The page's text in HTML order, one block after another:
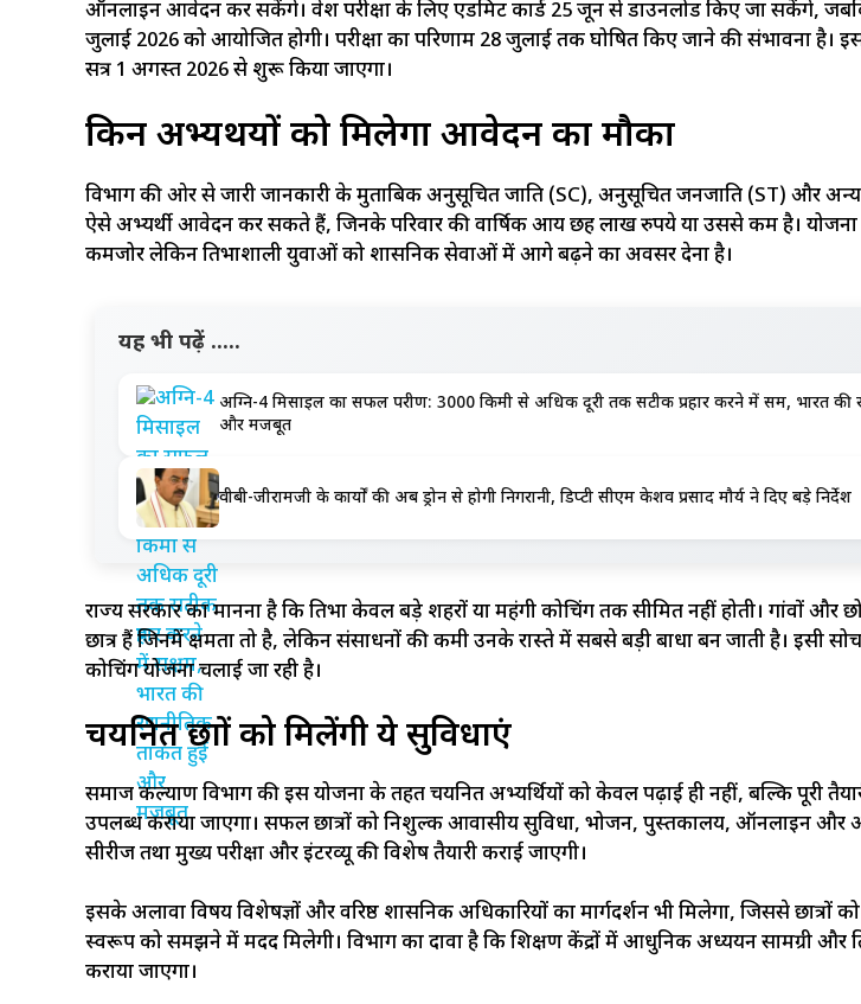
ऑनलाइन आवेदन कर सकेंगे। प्रवेश परीक्षा के लिए एडमिट कार्ड 25 जून से डाउनलोड किए जा सकेंगे, जबकि
जुलाई 2026 को आयोजित होगी। परीक्षा का परिणाम 28 जुलाई तक घोषित किए जाने की संभावना है।
सत्र 1 अगस्त 2026 से शुरू किया जाएगा।
किन अभ्यर्थियों को मिलेगा आवेदन का मौका
विभाग की ओर से जारी जानकारी के मुताबिक अनुसूचित जाति (SC), अनुसूचित जनजाति (ST) और अन्य
ऐसे अभ्यर्थी आवेदन कर सकते हैं, जिनके परिवार की वार्षिक आय छह लाख रुपये या उससे कम है।
कमजोर लेकिन प्रतिभाशाली युवाओं को प्रशासनिक सेवाओं में आगे बढ़ने का अवसर देना है।
यह भी पढ़ें .....
अग्नि-4 मिसाइल का सफल परीक्षण: 3000 किमी से अधिक दूरी तक सटीक प्रहार करने में सक्षम, भारत
और मजबूत
वीबी-जीरामजी के कार्यों की अब ड्रोन से होगी निगरानी, डिप्टी सीएम केशव प्रसाद मौर्य ने दिए बड़े निर्देश
राज्य सरकार का मानना है कि प्रतिभा केवल बड़े शहरों या महंगी कोचिंग तक सीमित नहीं होती। गांवों
छात्र हैं जिनमें क्षमता तो है, लेकिन संसाधनों की कमी उनके रास्ते में सबसे बड़ी बाधा बन जाती है। इसी
कोचिंग योजना चलाई जा रही है।
चयनित छात्रों को मिलेंगी ये सुविधाएं
समाज कल्याण विभाग की इस योजना के तहत चयनित अभ्यर्थियों को केवल पढ़ाई ही नहीं, बल्कि पूरी
उपलब्ध कराया जाएगा। सफल छात्रों को निशुल्क आवासीय सुविधा, भोजन, पुस्तकालय, ऑनलाइन और
सीरीज तथा मुख्य परीक्षा और इंटरव्यू की विशेष तैयारी कराई जाएगी।
इसके अलावा विषय विशेषज्ञों और वरिष्ठ प्रशासनिक अधिकारियों का मार्गदर्शन भी मिलेगा, जिससे छात्रों
स्वरूप को समझने में मदद मिलेगी। विभाग का दावा है कि प्रशिक्षण केंद्रों में आधुनिक अध्ययन सामग्री और
कराया जाएगा।